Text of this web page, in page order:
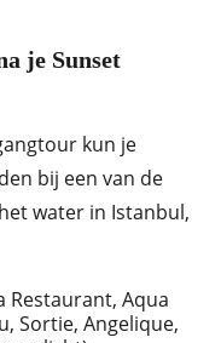
je Sunset
kun je
bij een van de
water in Istanbul,
Restaurant, Aqua
Sortie, Angelique,